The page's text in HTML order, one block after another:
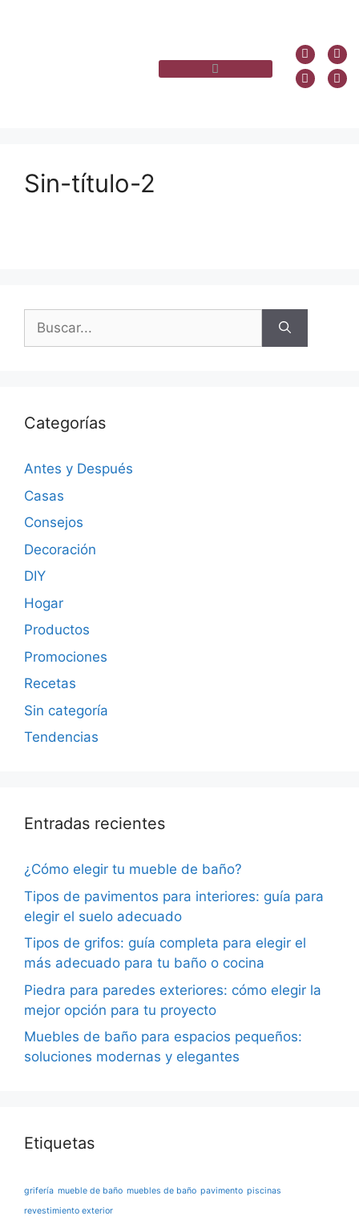
Sin-título-2
Categorías
Antes y Después
Casas
Consejos
Decoración
DIY
Hogar
Productos
Promociones
Recetas
Sin categoría
Tendencias
Entradas recientes
¿Cómo elegir tu mueble de baño?
Tipos de pavimentos para interiores: guía para
elegir el suelo adecuado
Tipos de grifos: guía completa para elegir el
más adecuado para tu baño o cocina
Piedra para paredes exteriores: cómo elegir la
mejor opción para tu proyecto
Muebles de baño para espacios pequeños:
soluciones modernas y elegantes
Etiquetas
grifería mueble de baño muebles de baño pavimento piscinas
revestimiento exterior